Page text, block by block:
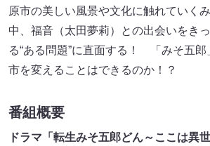
原市の美しい風景や文化に触れていく
中、福音（太田夢莉）との出会いをき
る“ある問題”に直面する！ 「みそ五
市を変えることはできるのか！？
番組概要
ドラマ「転生みそ五郎どん～ここは異